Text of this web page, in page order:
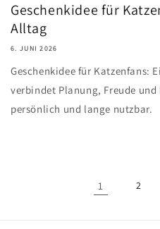
Geschenkidee für
Alltag
6. JUNI 2026
Geschenkidee für Katzenfans:
verbindet Planung, Freude
persönlich und lange nutzbar.
1 2